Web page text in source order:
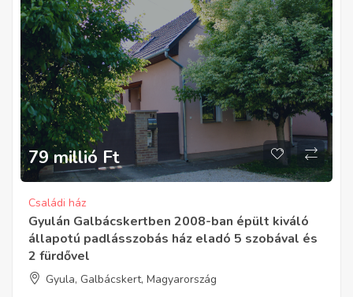
79 millió Ft
Családi ház
Gyulán Galbácskertben 2008-ban épült kiváló
állapotú padlásszobás ház eladó 5 szobával és
2 fürdővel
Gyula, Galbácskert, Magyarország